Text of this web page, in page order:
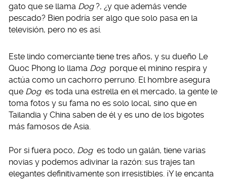
gato que se llama Dog ?, ¿y que además vende
pescado? Bien podría ser algo que solo pasa en la
televisión, pero no es así.
Este lindo comerciante tiene tres años, y su dueño Le
Quoc Phong lo llama Dog porque el minino respira y
actúa como un cachorro perruno. El hombre asegura
que Dog es toda una estrella en el mercado, la gente le
toma fotos y su fama no es solo local, sino que en
Tailandia y China saben de él y es uno de los bigotes
más famosos de Asia.
Por si fuera poco, Dog es todo un galán, tiene varias
novias y podemos adivinar la razón: sus trajes tan
elegantes definitivamente son irresistibles. ¡Y le encanta